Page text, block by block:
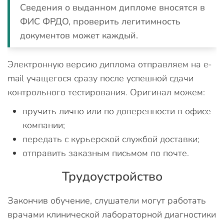
Сведения о выданном дипломе вносятся в
ФИС ФРДО, проверить легитимность
документов может каждый.
Электронную версию диплома отправляем на e-
mail учащегося сразу после успешной сдачи
контрольного тестирования. Оригинал можем:
вручить лично или по доверенности в офисе
компании;
передать с курьерской службой доставки;
отправить заказным письмом по почте.
Трудоустройство
Закончив обучение, слушатели могут работать
врачами клинической лабораторной диагностики